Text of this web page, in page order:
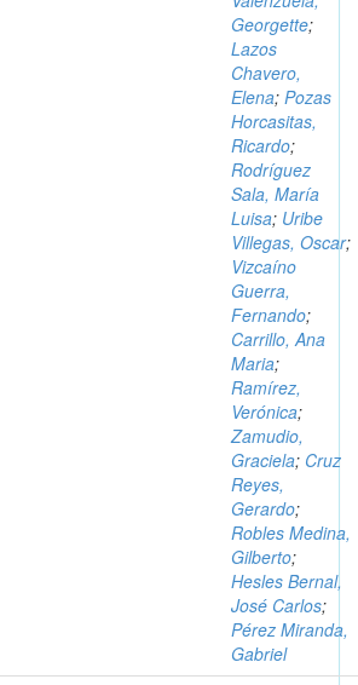
Georgette;
Lazos
Chavero,
Elena; Pozas
Horcasitas,
Ricardo;
Rodríguez
Sala, María
Luisa; Uribe
Villegas, Oscar;
Vizcaíno
Guerra,
Fernando;
Carrillo, Ana
Maria;
Ramírez,
Verónica;
Zamudio,
Graciela; Cruz
Reyes,
Gerardo;
Robles Medina,
Gilberto;
Hesles Bernal,
José Carlos;
Pérez Miranda,
Gabriel